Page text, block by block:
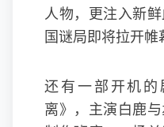
人物，更注入新
国谜局即将拉开帷
还有一部开机
离》，主演白鹿